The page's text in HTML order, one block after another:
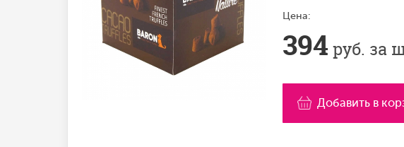
Цена:
394 руб. за
Добавить в